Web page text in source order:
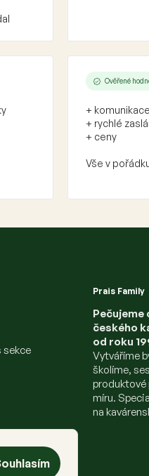
Ověřené
+ komunikace
+ rychlé
+ ceny
Vše v
sekce
Prais Family
Pečujeme
českého
od roku
Vytváříme
školíme,
míru.
na